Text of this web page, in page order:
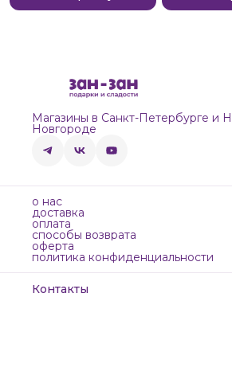
Магазины в Санкт-Петербурге и
Новгороде
о нас
доставка
оплата
способы возврата
оферта
политика конфиденциальности
Контакты